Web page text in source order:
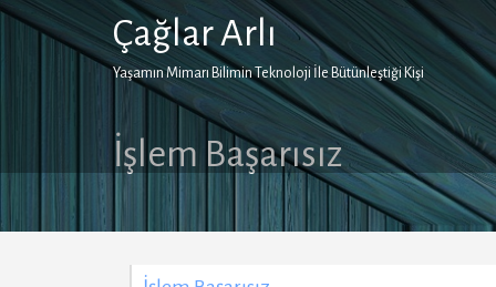
Skip
Çağlar Arlı
Yaşamın Mimarı Bilimin Teknoloji İle Bütünleştiği Kişi
İşlem Başarısız